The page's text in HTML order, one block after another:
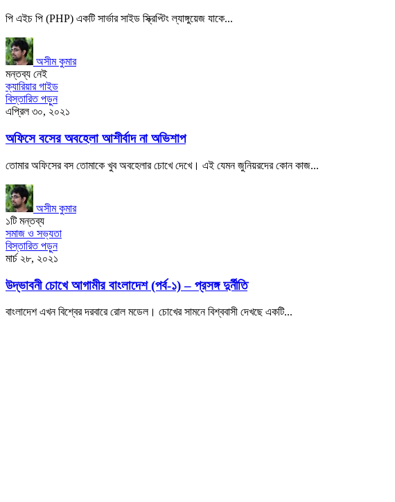
পি এইচ পি (PHP) একটি সার্ভার সাইড স্ক্রিপ্টিং ল্যাঙ্গুয়েজ যাকে...
অসীম কুমার
মন্তব্য নেই
ক্যারিয়ার গাইড
বিস্তারিত পড়ুন
এপ্রিল ৩০, ২০২১
অফিসে বসের অবহেলা আশীর্বাদ না অভিশাপ
তোমার অফিসের বস তোমাকে খুব অবহেলার চোখে দেখে। এই যেমন জুনিয়রদের কোন কাজ...
অসীম কুমার
১টি মন্তব্য
সমাজ ও সভ্যতা
বিস্তারিত পড়ুন
মার্চ ২৮, ২০২১
উদ্ভাবনী চোখে আগামীর বাংলাদেশ (পর্ব-১) – প্রসঙ্গ দুর্নীতি
বাংলাদেশ এখন বিশ্বের দরবারে রোল মডেল। চোখের সামনে বিশ্ববাসী দেখছে একটি...